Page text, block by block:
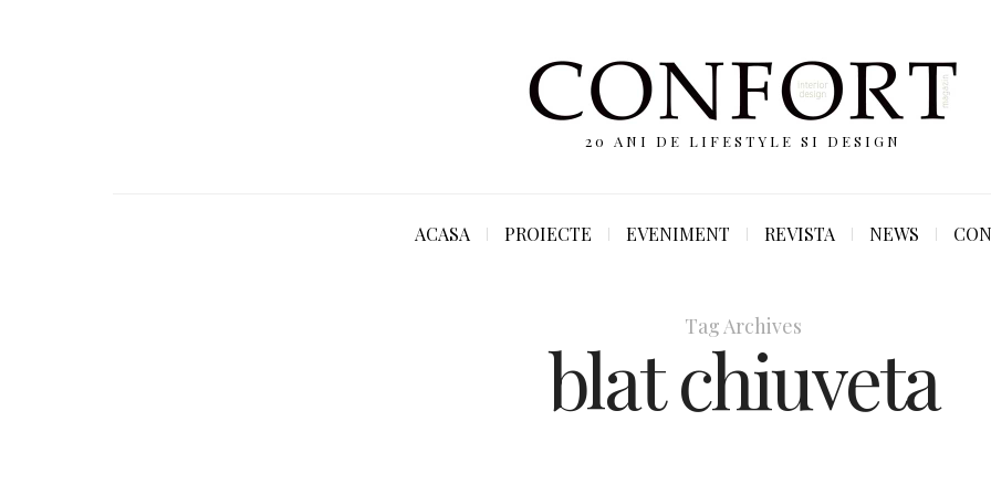
20 ANI DE LIFESTYLE SI DESIGN
ACASA PROIECTE EVENIMENT REVISTA NEWS
Tag Archives
blat chiuveta